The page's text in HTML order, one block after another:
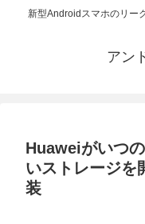
新型Androidスマホのリー
アン
Huaweiがいつ
いストレージを
装